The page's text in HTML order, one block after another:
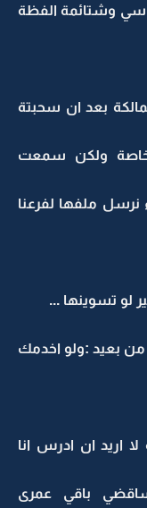
وشتائمة الفظة
بعد ان سحبتة
ولكن سمعت
نرسل ملفها لفرعنا
لو تسوينها ...
بعيد :ولو اخدمك
اريد ان ادرس انا
باقي عمرى